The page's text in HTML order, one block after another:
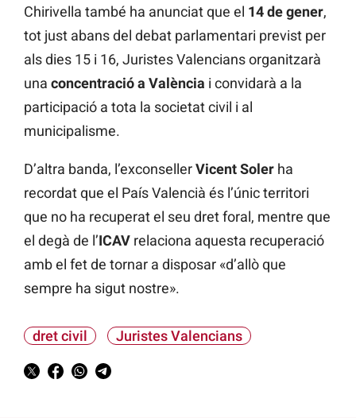
Chirivella també ha anunciat que el 14 de gener,
tot just abans del debat parlamentari previst per
als dies 15 i 16, Juristes Valencians organitzarà
una concentració a València i convidarà a la
participació a tota la societat civil i al
municipalisme.
D’altra banda, l’exconsellerVicent Soler ha
recordat que el País Valencià és l’únic territori
que no ha recuperat el seu dret foral, mentre que
el degà de l’ICAV relaciona aquesta recuperació
amb el fet de tornar a disposar «d’allò que
sempre ha sigut nostre».
dret civil Juristes Valencians